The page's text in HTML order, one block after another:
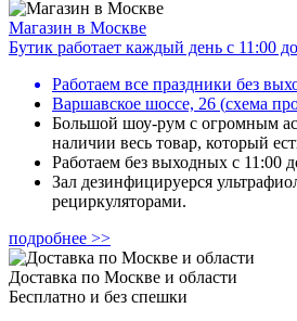
Магазин в Москве
Бутик работает каждый день с 11:00
Работаем все праздники без
Варшавское шоссе, 26 (схема
Большой шоу-рум с огромным
наличии весь товар, который
Работаем без выходных с 11:00
Зал дезинфицируерся
рециркуляторами.
подробнее >>
Доставка по Москве и области
Бесплатно и без спешки